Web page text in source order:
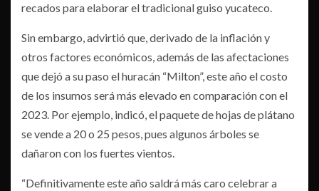
recados para elaborar el tradicional guiso yucateco.
Sin embargo, advirtió que, derivado de la inflación y
otros factores económicos, además de las afectaciones
que dejó a su paso el huracán “Milton”, este año el costo
de los insumos será más elevado en comparación con el
2023. Por ejemplo, indicó, el paquete de hojas de plátano
se vende a 20 o 25 pesos, pues algunos árboles se
dañaron con los fuertes vientos.
“Definitivamente este año saldrá más caro celebrar a